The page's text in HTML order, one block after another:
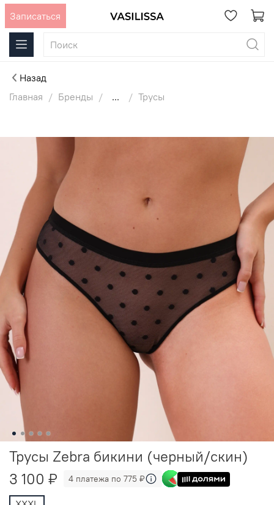
Записаться
Назад
Главная
Бренды ... Трусы
Трусы Zebra бикини (черный/скин)
3 100 ₽
4 платежа по 775 ₽